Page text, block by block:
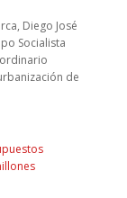
Diego José
Socialista
de